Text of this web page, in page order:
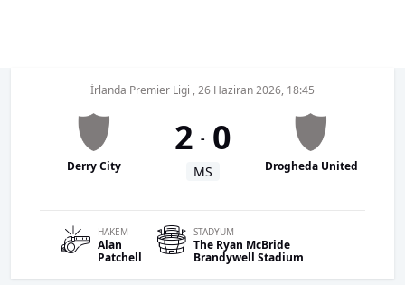
İrlanda Premier Ligi , 26 Haziran 2026, 18:45
Derry City
2 - 0
MS Drogheda United
HAKEM
Alan
Patchell
STADYUM
The Ryan McBride
Brandywell Stadium